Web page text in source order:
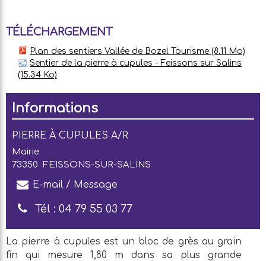
TÉLÉCHARGEMENT
Plan des sentiers Vallée de Bozel Tourisme (8.11 Mo)
Sentier de la pierre à cupules - Feissons sur Salins
(15.34 Ko)
Informations
PIERRE À CUPULES A/R
Mairie
73350 FEISSONS-SUR-SALINS
E-mail / Message
Tél : 04 79 55 03 77
La pierre à cupules est un bloc de grès au grain
fin qui mesure 1,80 m dans sa plus grande